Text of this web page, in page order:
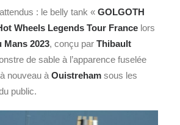
: le belly tank « GOLGOTH
Wheels Legends Tour France lors
Mans 2023, conçu par Thibault
de sable à l’apparence fuselée
nouveau à Ouistreham sous les
public.